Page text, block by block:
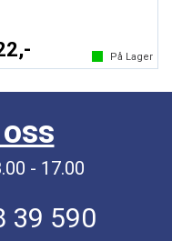
På Lager
- 17.00
39 590